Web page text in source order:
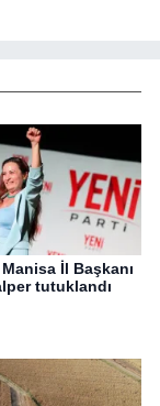
İl Başkanı
tutuklandı